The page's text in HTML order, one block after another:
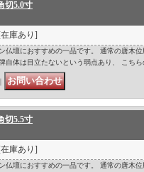
切5.0寸
庫あり]
仏壇におすすめの一品です。 通常の唐木
自体は目立たないという弱点あり、 こち
切5.5寸
庫あり]
仏壇におすすめの一品です。 通常の唐木